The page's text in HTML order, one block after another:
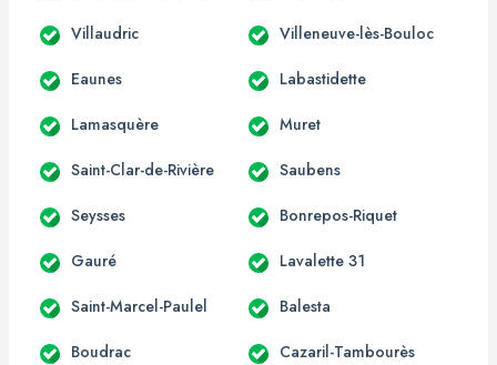
Villaudric Villeneuve-lès-Bouloc
Eaunes Labastidette
Lamasquère Muret
Saint-Clar-de-Rivière Saubens
Seysses Bonrepos-Riquet
Gauré Lavalette 31
Saint-Marcel-Paulel Balesta
Boudrac Cazaril-Tambourès